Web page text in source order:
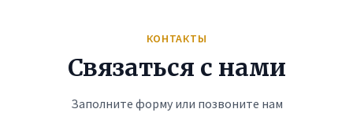
КОНТАКТЫ
Связаться с нами
Заполните форму или позвоните нам